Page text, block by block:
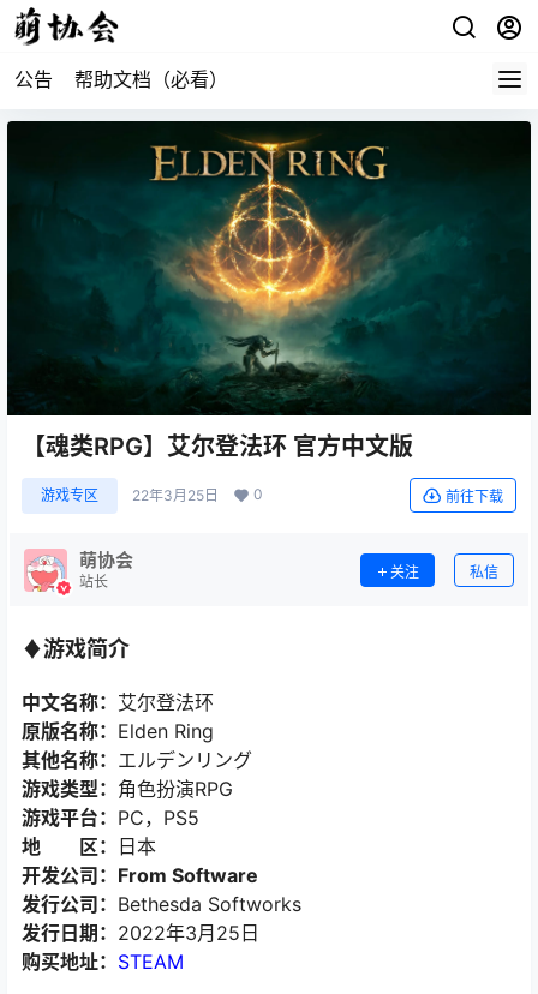
公告 帮助文档（必看）
【魂类RPG】艾尔登法环 官方中文版
游戏专区 22年3月25日 0 前往下载
萌协会
站长
关注 私信
♦游戏简介
中文名称： 艾尔登法环
原版名称： Elden Ring
其他名称： エルデンリング
游戏类型： 角色扮演RPG
游戏平台： PC，PS5
地 区：
日本
开发公司：From Software
发行公司： Bethesda Softworks
发行日期： 2022年3月25日
购买地址： STEAM